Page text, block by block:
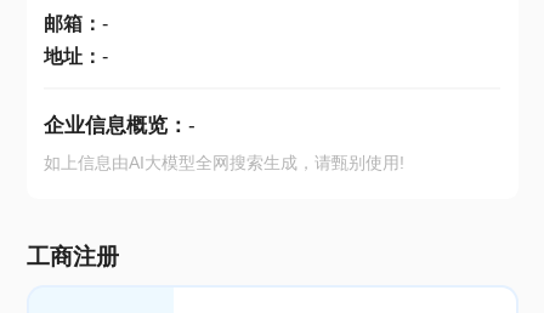
邮箱： -
地址： -
企业信息概览： -
如上信息由AI大模型全网搜索生成，请甄别使用!
工商注册